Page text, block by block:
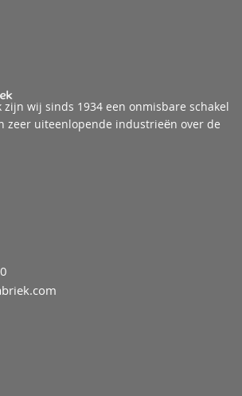
zijn wij sinds 1934 een onmisbare schakel
zeer uiteenlopende industrieën over de